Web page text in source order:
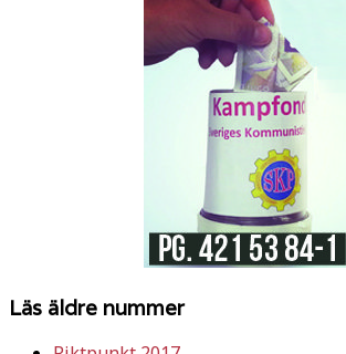
Läs äldre nummer